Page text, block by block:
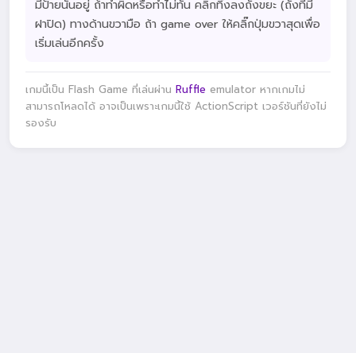
มีป้ายนั้นอยู่ ถ้าทำผิดหรือทำไม่ทัน คลิ๊กทิ้งลงถังขยะ (ถังที่มี
ฝาปิด) ทางด้านขวามือ ถ้า game over ให้คลิ๊กปุ่มขวาสุดเพื่อ
เริ่มเล่นอีกครั้ง
เกมนี้เป็น Flash Game ที่เล่นผ่าน Ruffle emulator หากเกมไม่
สามารถโหลดได้ อาจเป็นเพราะเกมนี้ใช้ ActionScript เวอร์ชันที่ยังไม่
รองรับ